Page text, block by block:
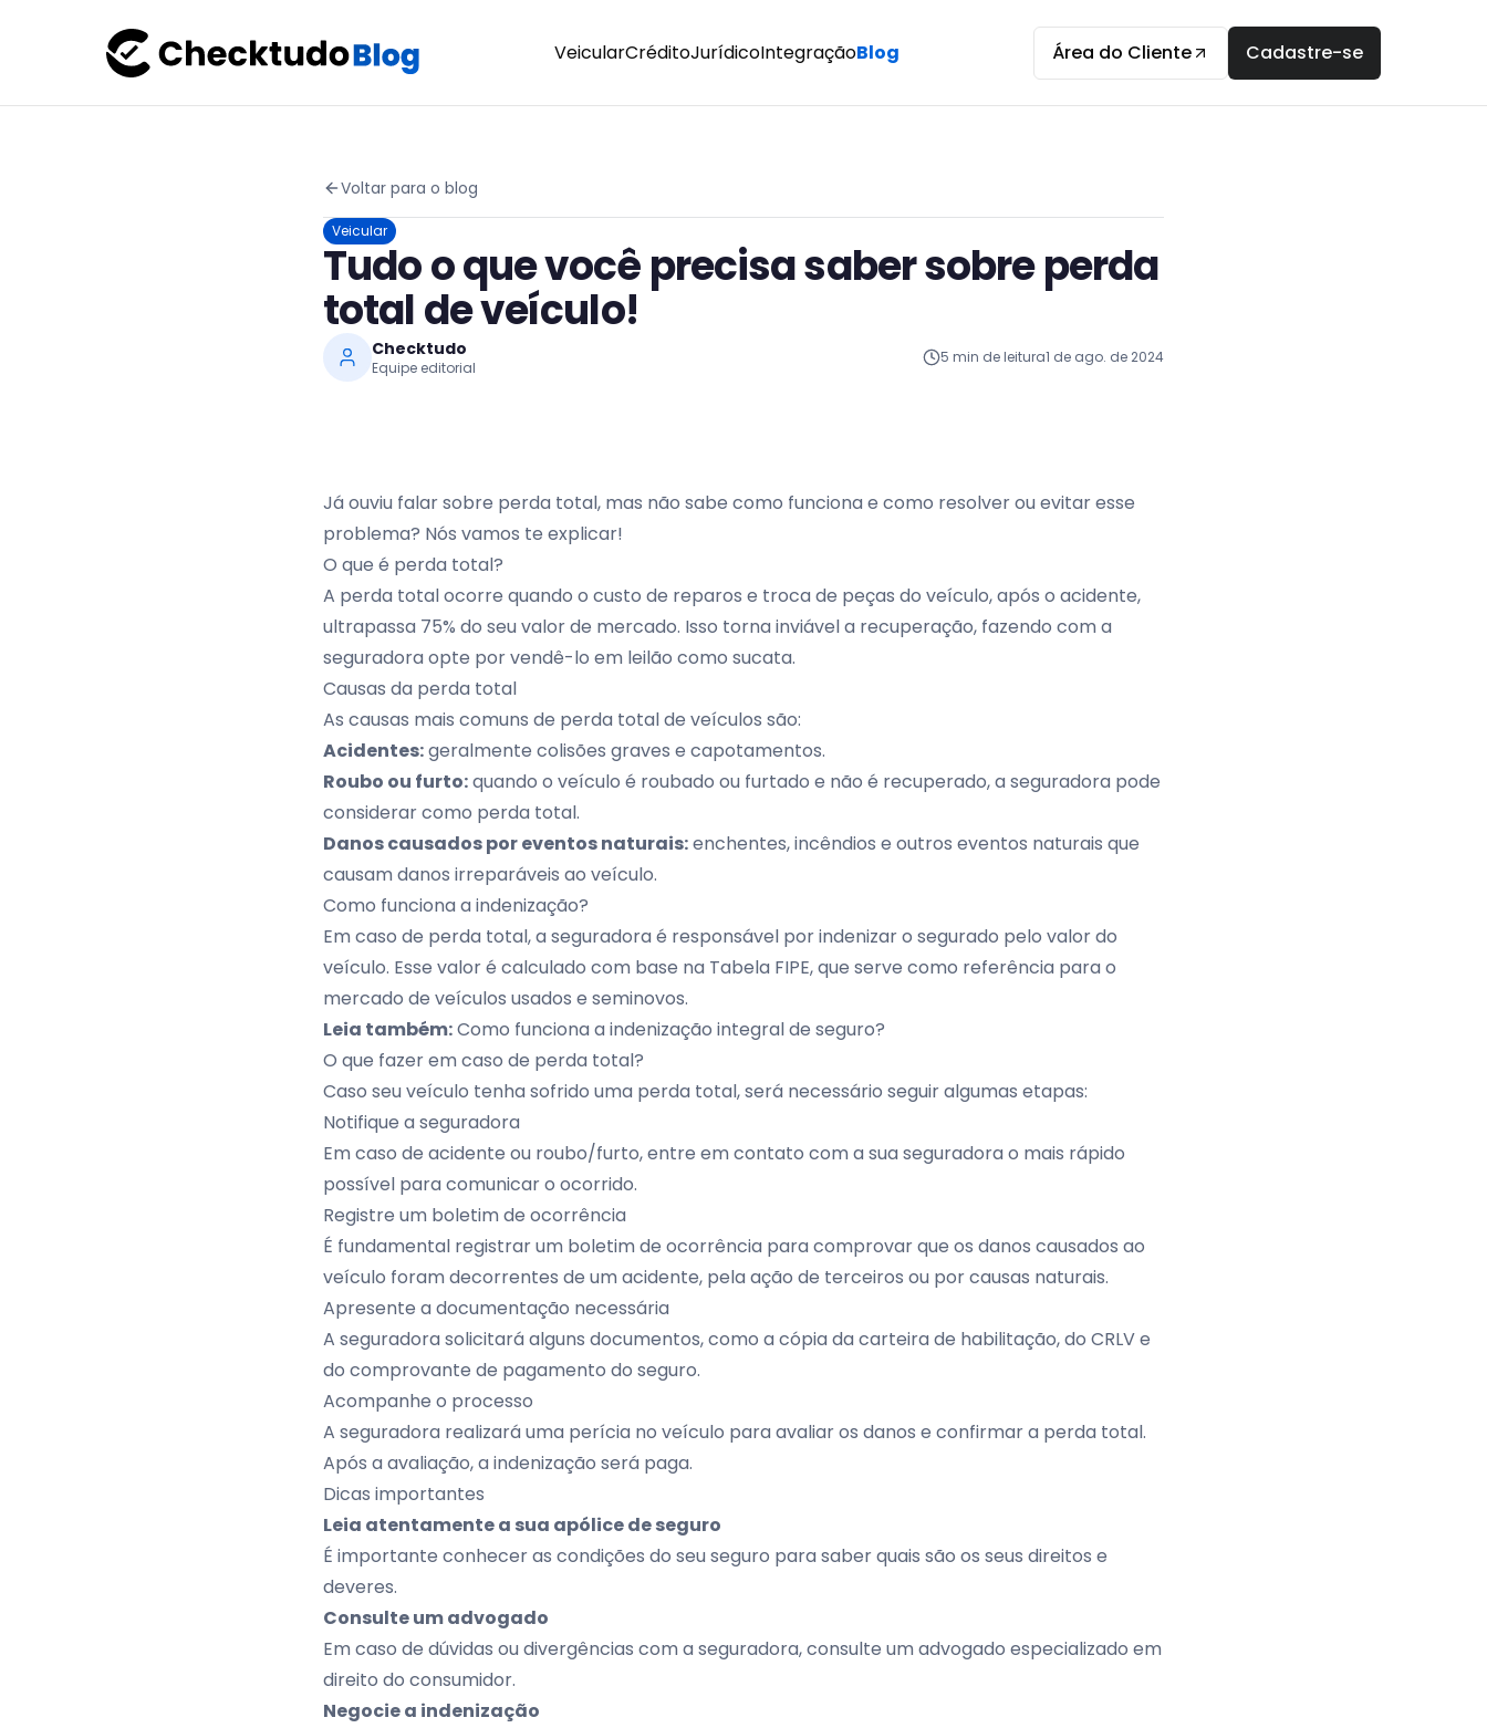
VeicularCréditoJurídicoIntegraçãoBlog Área do Cliente Cadastre-se
Voltar para o blog
Veicular
Tudo o que você precisa saber sobre perda
total de veículo!
Checktudo
Equipe editorial
5 min de leitura1 de ago. de 2024
Já ouviu falar sobre perda total, mas não sabe como funciona e como resolver ou evitar esse
problema? Nós vamos te explicar!
O que é perda total?
A perda total ocorre quando o custo de reparos e troca de peças do veículo, após o acidente,
ultrapassa 75% do seu valor de mercado. Isso torna inviável a recuperação, fazendo com a
seguradora opte por vendê-lo em leilão como sucata.
Causas da perda total
As causas mais comuns de perda total de veículos são:
Acidentes:geralmente colisões graves e capotamentos.
Roubo ou furto:quando o veículo é roubado ou furtado e não é recuperado, a seguradora pode
considerar como perda total.
Danos causados por eventos naturais:enchentes, incêndios e outros eventos naturais que
causam danos irreparáveis ao veículo.
Como funciona a indenização?
Em caso de perda total, a seguradora é responsável por indenizar o segurado pelo valor do
veículo. Esse valor é calculado com base na Tabela FIPE, que serve como referência para o
mercado de veículos usados e seminovos.
Leia também:Como funciona a indenização integral de seguro?
O que fazer em caso de perda total?
Caso seu veículo tenha sofrido uma perda total, será necessário seguir algumas etapas:
Notifique a seguradora
Em caso de acidente ou roubo/furto, entre em contato com a sua seguradora o mais rápido
possível para comunicar o ocorrido.
Registre um boletim de ocorrência
É fundamental registrar um boletim de ocorrência para comprovar que os danos causados ao
veículo foram decorrentes de um acidente, pela ação de terceiros ou por causas naturais.
Apresente a documentação necessária
A seguradora solicitará alguns documentos, como a cópia da carteira de habilitação, do CRLVe
do comprovante de pagamento do seguro.
Acompanhe o processo
A seguradora realizará uma perícia no veículo para avaliar os danos e confirmar a perda total.
Após a avaliação, a indenização será paga.
Dicas importantes
Leia atentamente a sua apólice de seguro
É importante conhecer as condições do seu seguro para saber quais são os seus direitos e
deveres.
Consulte um advogado
Em caso de dúvidas ou divergências com a seguradora, consulte um advogado especializado em
direito do consumidor.
Negocie a indenização